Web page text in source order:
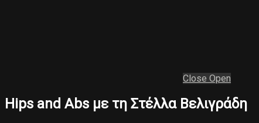
Close Open
Hips and Abs με τη Στέλλα Βελιγράδη